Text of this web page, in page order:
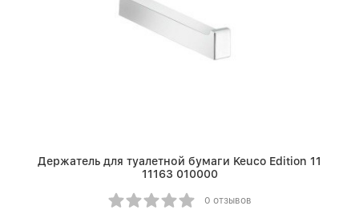
Держатель для туалетной бумаги Keuco Edition 11
11163 010000
0 отзывов